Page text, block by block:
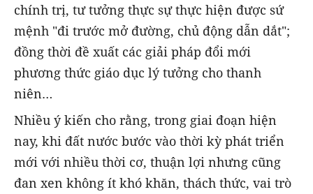
chính trị, tư tưởng thực sự thực hiện được sứ
mệnh "đi trước mở đường, chủ động dẫn dắt";
đồng thời đề xuất các giải pháp đổi mới
phương thức giáo dục lý tưởng cho thanh
niên…
Nhiều ý kiến cho rằng, trong giai đoạn hiện
nay, khi đất nước bước vào thời kỳ phát triển
mới với nhiều thời cơ, thuận lợi nhưng cũng
đan xen không ít khó khăn, thách thức, vai trò